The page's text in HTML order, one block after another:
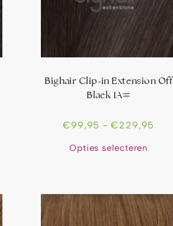
Bighair Clip-in Extension Off
Black 1A#
€99,95 - €229,95
Opties selecteren